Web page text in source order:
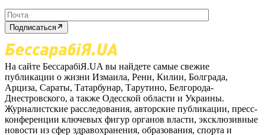
Подписаться
На сайте БессарабіЯ.UA вы найдете самые свежие
публикации о жизни Измаила, Рени, Килии, Болграда,
Арциза, Сараты, Татарбунар, Тарутино, Белгорода-
Днестровского, а также Одесской области и Украины.
Журналистские расследования, авторские публикации, пресс-
конференции ключевых фигур органов власти, эксклюзивные
новости из сфер здравохранения, образования, спорта и